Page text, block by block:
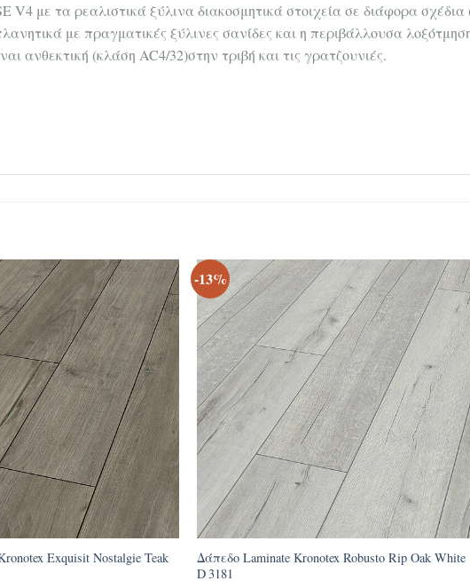
με τα ρεαλιστικά ξύλινα διακοσμητικά στοιχεία σε διάφορα σχέδια
με πραγματικές ξύλινες σανίδες και η περιβάλλουσα
ανθεκτική (κλάση AC4/32)στην τριβή και τις γρατζουνιές.
Exquisit Nostalgie Teak
-13%
Δάπεδο Laminate Kronotex Robusto Rip Oak White
D 3181